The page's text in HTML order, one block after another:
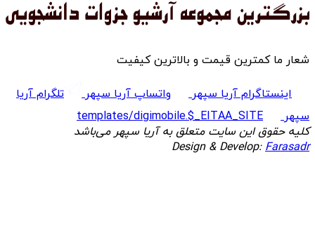
شعار ما کمترین قیمت و بالاترین کیفیت
اینستاگرام آریا سپهر واتساپ آریا سپهر
تلگرام آریا
سپهر
templates/digimobile.$_EITAA_SITE
کلیه حقوق این سایت متعلق به آریا سپهر می‌باشد
Design & Develop:Farasadr